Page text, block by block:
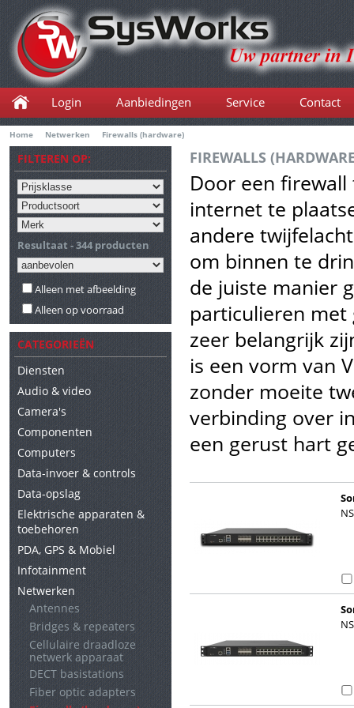
Home Netwerken Firewalls (hardware)
Login Aanbiedingen Service Contact
FILTEREN OP:
Resultaat - 344 producten
Alleen met afbeelding
Alleen op voorraad
CATEGORIEËN
Diensten
Audio & video
Camera's
Componenten
Computers
Data-invoer & controls
Data-opslag
Elektrische apparaten &
toebehoren
PDA, GPS & Mobiel
Infotainment
Netwerken
Antennes
Bridges & repeaters
Cellulaire draadloze
netwerk apparaat
DECT basistations
Fiber optic adapters
FIREWALLS
Door een firewall
internet te
andere
om binnen te
de juiste manier
particulieren
zeer belangrijk
is een vorm van
zonder moeite
verbinding over
een gerust hart